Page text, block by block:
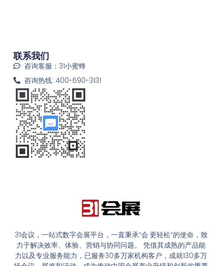
31会议，一站式数字会展平台，一直秉承“会·更轻松”的使命，致
力于解决效率、体验、营销与协同问题。 凭借其成熟的产品能
力以及专业服务能力，已服务30多万家机构客户，成就130多万
联系我们
咨询客服：31小蜜蜂
咨询热线: 400-690-3131